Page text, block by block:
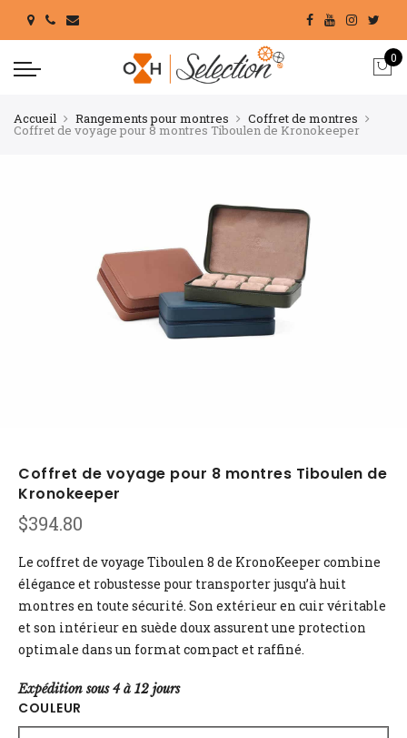
0
Accueil Rangements pour montres Coffret de montres
Coffret de voyage pour 8 montres Tiboulen de Kronokeeper
Coffret de voyage pour 8 montres Tiboulen de
Kronokeeper
$394.80
Le coffret de voyage Tiboulen 8 de KronoKeeper combine
élégance et robustesse pour transporter jusqu’à huit
montres en toute sécurité. Son extérieur en cuir véritable
et son intérieur en suède doux assurent une protection
optimale dans un format compact et raffiné.
Expédition sous 4 à 12 jours
COULEUR